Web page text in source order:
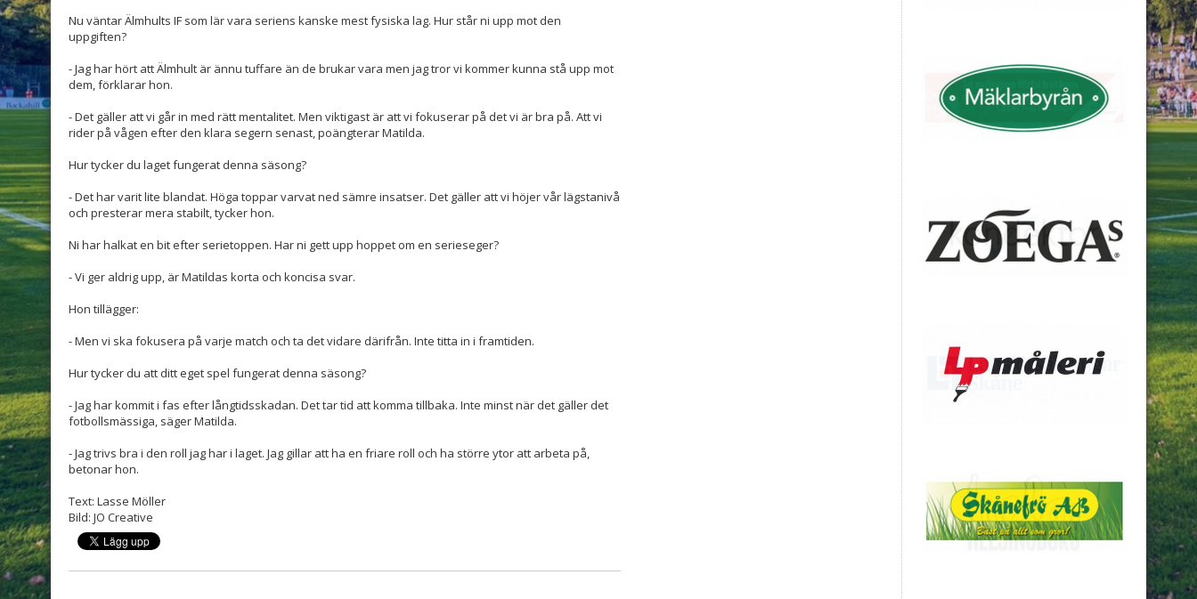
Nu väntar Älmhults IF som lär vara seriens kanske mest fysiska lag. Hur står ni upp mot den
uppgiften?
- Jag har hört att Älmhult är ännu tuffare än de brukar vara men jag tror vi kommer kunna stå upp mot
dem, förklarar hon.
- Det gäller att vi går in med rätt mentalitet. Men viktigast är att vi fokuserar på det vi är bra på. Att vi
rider på vågen efter den klara segern senast, poängterar Matilda.
Hur tycker du laget fungerat denna säsong?
- Det har varit lite blandat. Höga toppar varvat ned sämre insatser. Det gäller att vi höjer vår lägstanivå
och presterar mera stabilt, tycker hon.
Ni har halkat en bit efter serietoppen. Har ni gett upp hoppet om en serieseger?
- Vi ger aldrig upp, är Matildas korta och koncisa svar.
Hon tillägger:
- Men vi ska fokusera på varje match och ta det vidare därifrån. Inte titta in i framtiden.
Hur tycker du att ditt eget spel fungerat denna säsong?
- Jag har kommit i fas efter långtidsskadan. Det tar tid att komma tillbaka. Inte minst när det gäller det
fotbollsmässiga, säger Matilda.
- Jag trivs bra i den roll jag har i laget. Jag gillar att ha en friare roll och ha större ytor att arbeta på,
betonar hon.
Text: Lasse Möller
Bild: JO Creative